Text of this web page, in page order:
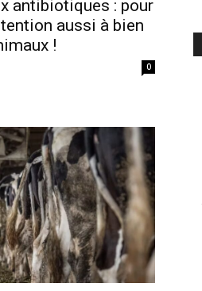
antibiotiques : pour
aussi à bien
!
0